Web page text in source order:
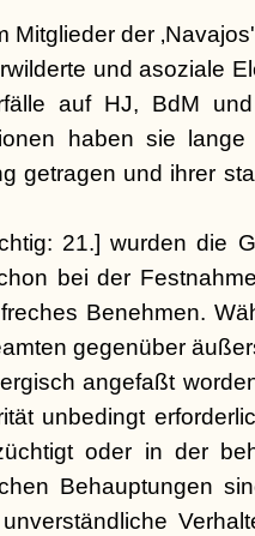
Mitglieder der
und asoziale
auf HJ, BdM
haben sie
getragen und ihrer
21.] wurden die
bei der
Benehmen.
gegenüber
angefaßt
unbedingt
oder in der
Behauptungen